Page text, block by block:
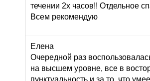
течении 2х часов!! Отдельное
Всем рекомендую
Елена
Очередной раз
на высшем уровне, все в
пунктуальность и за то, что